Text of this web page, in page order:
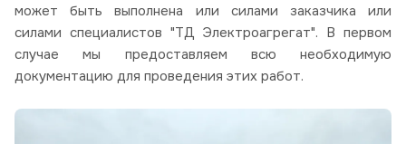
может быть выполнена или силами заказчика или
силами специалистов "ТД Электроагрегат". В первом
случае мы предоставляем всю необходимую
документацию для проведения этих работ.